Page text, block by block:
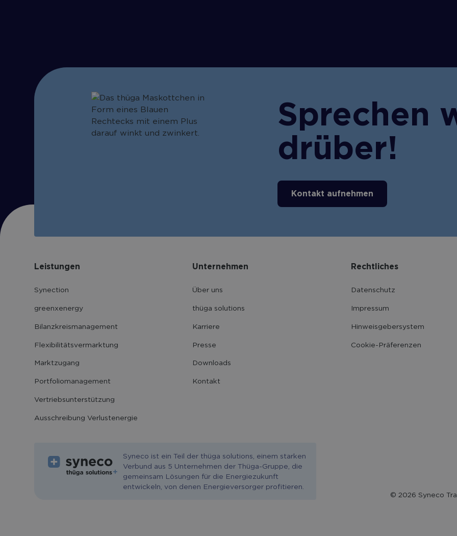
Sprechen
drüber!
Kontakt aufnehmen
Leistungen
Synection
greenxenergy
Bilanzkreis­management
Flexibilitäts­vermarktung
Marktzugang
Portfolio­management
Vertriebs­unter­stützung
Ausschreibung Verlustenergie
Unternehmen
Über uns
thüga solutions
Karriere
Presse
Downloads
Kontakt
Rechtliches
Datenschutz
Impressum
Hinweisgebersystem
Cookie-Präferenzen
Syneco ist ein Teil der thüga solutions, einem starken
Verbund aus 5 Unternehmen der Thüga-Gruppe, die
gemeinsam Lösungen für die Energiezukunft
entwickeln, von denen Energieversorger profitieren.
© 2026 Syneco